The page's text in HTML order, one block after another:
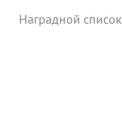
Наградной список